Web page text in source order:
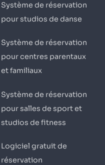
Système de réservation
pour studios de danse
Système de réservation
pour centres parentaux
et familiaux
Système de réservation
pour salles de sport et
studios de fitness
Logiciel gratuit de
réservation